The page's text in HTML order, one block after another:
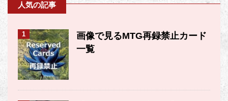
人気の記事
1
画像で見るMTG再録禁止カード
一覧